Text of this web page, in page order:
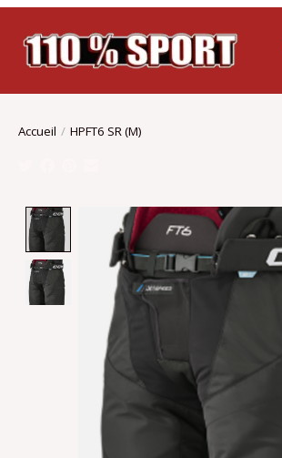
Accueil / HPFT6 SR (M)
Product image slideshow Items